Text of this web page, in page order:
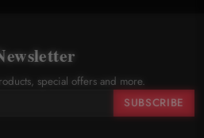
special offers and more.
SUBSCRIBE